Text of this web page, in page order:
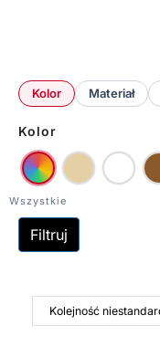
Kolor Materiał
Kolor
Filtruj